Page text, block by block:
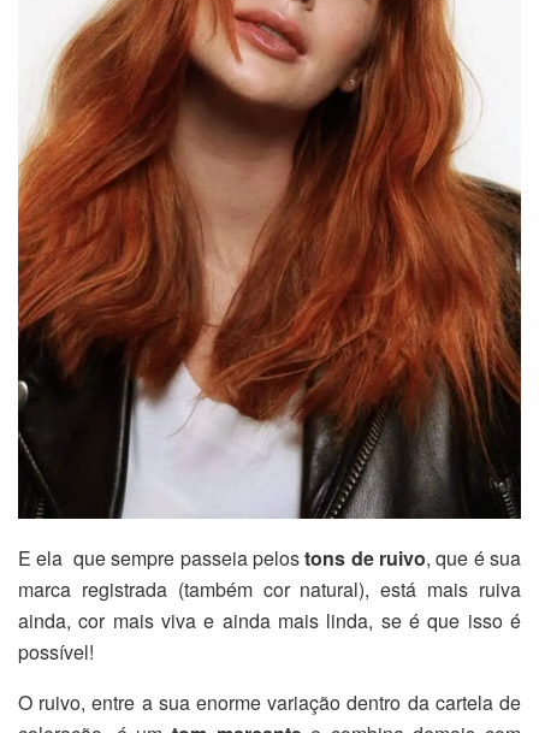
E ela que sempre passeia pelostons de ruivo, que é sua
marca registrada (também cor natural), está mais ruiva
ainda, cor mais viva e ainda mais linda, se é que isso é
possível!
O ruivo, entre a sua enorme variação dentro da cartela de